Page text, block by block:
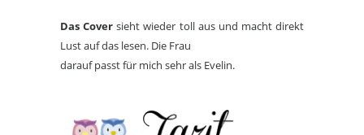
Das Cover sieht wieder toll aus und macht direkt
Lust auf das lesen. Die Frau
darauf passt für mich sehr als Evelin.